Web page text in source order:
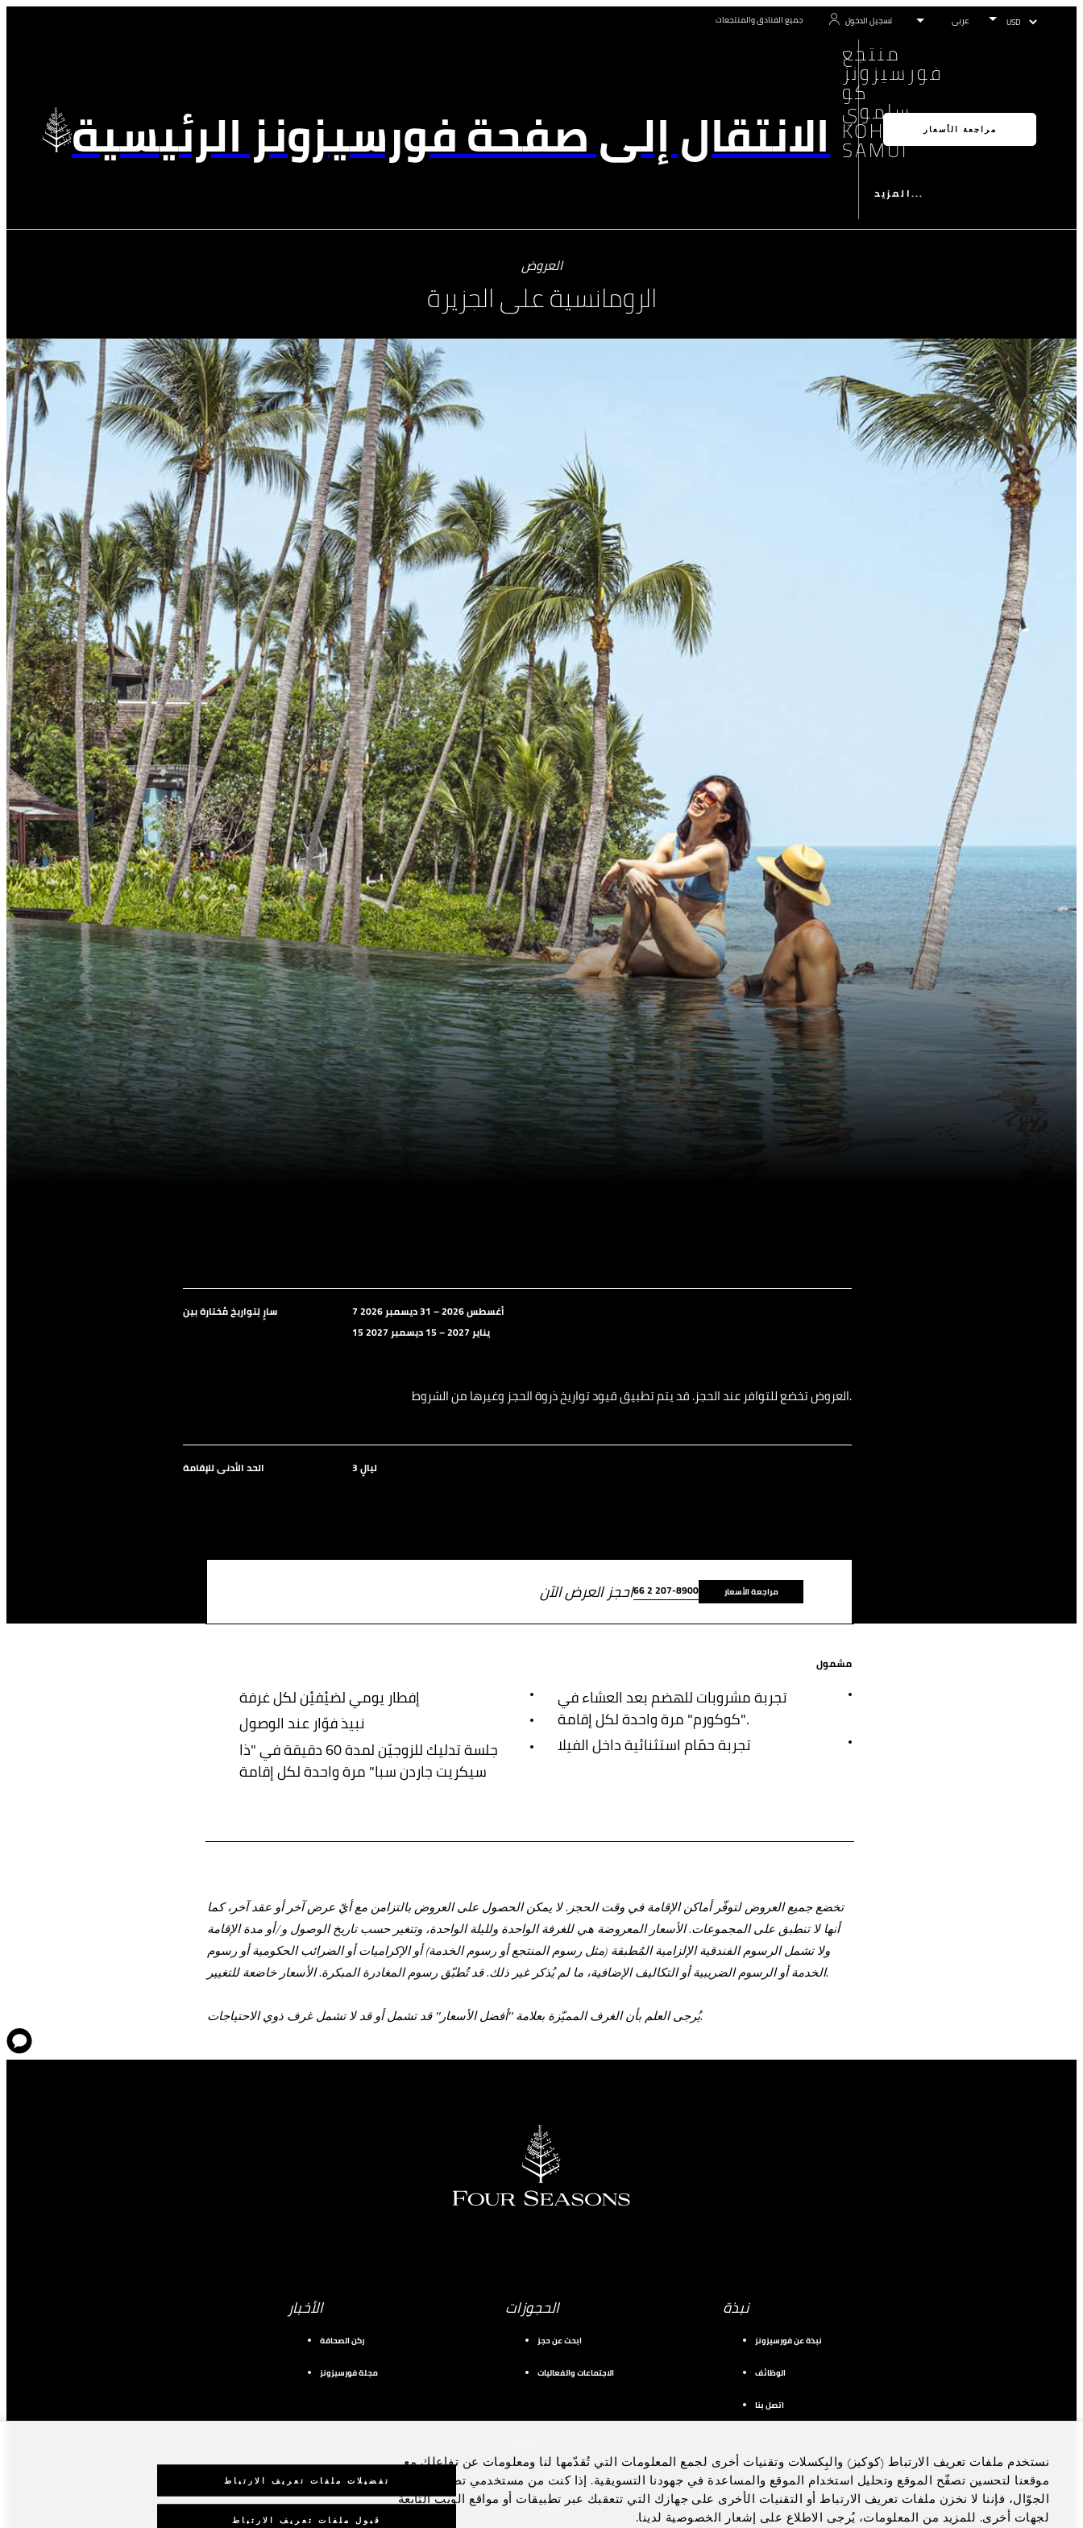
جميع الفنادق والمنتجعات تسجيل الدخول
الانتقال إلى صفحة فورسيزونز الرئيسية
منتجع
فورسيزونز
كو
ساموي
KOH
SAMUI
المزيد...
مراجعة الأسعار
العروض
الرومانسية على الجزيرة
سارٍ لِتواريخ مُختارة بين
7 أغسطس 2026 – 31 ديسمبر 2026
15 يناير 2027 – 15 ديسمبر 2027
العروض تخضع للتوافر عند الحجز. قد يتم تطبيق قيود تواريخ ذروة الحجز وغيرها من الشروط.
الحد الأدنى للإقامة 3 ليالٍ
احجز العرض الآن66 2 207-8900 مراجعة الأسعار
مشمول
إفطار يومي لضيْفيْن لكل غرفة
نبيذ فوّار عند الوصول
جلسة تدليك للزوجيّن لمدة 60 دقيقة في "ذا
سيكريت جاردن سبا" مرة واحدة لكل إقامة
تجربة مشروبات للهضم بعد العشاء في
"كوكورم" مرة واحدة لكل إقامة.
تجربة حمّام استثنائية داخل الفيلا
تخضع جميع العروض لتوفّر أماكن الإقامة في وقت الحجز. لا يمكن الحصول على العروض بالتزامن مع أيّ عرض آخر أو عقد آخر، كما
أنها لا تنطبق على المجموعات. الأسعار المعروضة هي للغرفة الواحدة ولليلة الواحدة، وتتغير حسب تاريخ الوصول و/أو مدة الإقامة
ولا تشمل الرسوم الفندقية الإلزامية المُطبقة (مثل رسوم المنتجع أو رسوم الخدمة) أو الإكراميات أو الضرائب الحكومية أو رسوم
الخدمة أو الرسوم الضريبية أو التكاليف الإضافية، ما لم يُذكر غير ذلك. قد تُطبّق رسوم المغادرة المبكرة. الأسعار خاضعة للتغيير.
يُرجى العلم بأن الغرف المميّزة بعلامة "أفضل الأسعار" قد تشمل أو قد لا تشمل غرف ذوي الاحتياجات.
نبذة
نبذة عن فورسيزونز
الوظائف
اتصل بنا
الحجوزات
ابحث عن حجز
الاجتماعات والفعاليات
الأخبار
ركن الصحافة
مجلة فورسيزونز
طائرة خاصة
اليخوت
نستخدم ملفات تعريف الارتباط (كوكيز) والبِكسلات وتقنيات أخرى لجمع المعلومات التي تُقدّمها لنا ومعلومات عن تفاعلك مع
موقعنا لتحسين تصفّح الموقع وتحليل استخدام الموقع والمساعدة في جهودنا التسويقية. إذا كنت من مستخدمي تطبيق الهاتف
الجوّال، فإننا لا نخزن ملفات تعريف الارتباط أو التقنيات الأخرى على جهازك التي تتعقبك عبر تطبيقات أو مواقع الويب التابعة
لجهات أخرى. للمزيد من المعلومات، يُرجى الاطلاع على إشعار الخصوصية لدينا.
تفضيلات ملفات تعريف الارتباط
قبول ملفات تعريف الارتباط